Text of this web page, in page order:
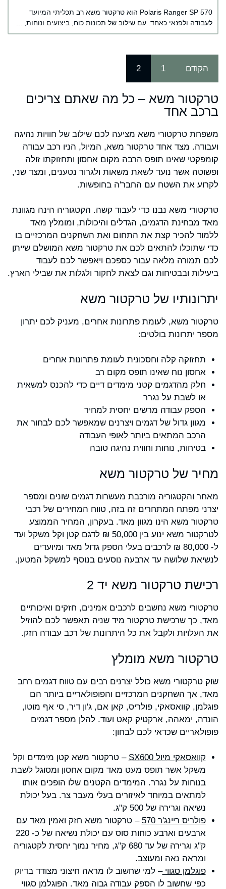
Polaris Ranger SP 570 הוא טרקטור משא רב תכליתי המיועד
לעבודה ולפנאי כאחד. עם שילוב של תכונות כוח, ביצועים ונוחות, ...
הקודם 1
2
טרקטור משא – כל מה שאתם צריכים
ברכב אחד
משפחת טרקטורי משא מציעה לכם שילוב של חוויות נהיגה
ועבודה. מצד אחד טרקטור משא, המיול, הניו רכב עבודה
קומפקטי שאינו תופס הרבה מקום אחסון ותחזוקתו זולה
ופשוטה אשר נועד לשאת משאות ולגרור נטענים, ומצד שני,
לקרוע את השטח עם החבר'ה בחופשות.
טרקטורי משא נבנו כדי לעבוד קשה. הקטגוריה הינה מגוונת
מאד מבחינת הדגמים, הגדלים והיכולות, ומומלץ מאד
ללמוד להכיר קצת את התחום ואת השחקנים המרכזיים בו
כדי שתוכלו להתאים לכם את טרקטור משא המושלם שייתן
לכם תמורה מלאה עבור כספכם ויאפשר לכם לעבוד
ביעילות ובבטיחות וגם לצאת לחקור ולגלות את שבילי הארץ.
יתרונותיו של טרקטור משא
טרקטור משא, לעומת פתרונות אחרים, מעניק לכם יתרון
מספר יתרונות בולטים:
תחזוקה קלה וחסכונית לעומת פתרונות אחרים
אחסון נוח שאינו תופס מקום רב
חלק מהדגמים קטני מימדים דיים כדי להכנס למשאית
או לשבת על נגרר
הספק עבודה מרשים יחסית למחיר
מגוון גדול של דגמים ויצרנים שמאפשר לכם לבחור את
הרכב המתאים ביותר לאופי העבודה
בטיחות, נוחות וחווית נהיגה טובה
מחיר של טרקטור משא
מאחר והקטגוריה מורכבת מעשרות דגמים שונים ומספר
יצרני מפתח המתחרים זה בזה, טווח המחירים של רכבי
טרקטור משא הינו מגוון מאד. בעקרון, המחיר הממוצע
לטרקטור משא ינוע בין 50,000 ₪ לדגם קטן וקל משקל ועד
ל- 80,000 ₪ לרכבים בעלי הספק גדול מאד ומיועדים
לנשיאת שלושה עד ארבעה נוסעים בנוסף למשקל המטען.
רכישת טרקטור משא יד 2
טרקטורי משא נחשבים לרכבים אמינים, חזקים ואיכותיים
מאד, כך שרכישת טרקטור מיד שניה תאפשר לכם להוזיל
את העלויות ולקבל את כל היתרונות של רכב עבודה חזק.
טרקטור משא מומלץ
שוק טרקטורי משא כולל יצרנים רבים עם טווח דגמים רחב
מאד, אך השחקנים המרכזיים והפופולאריים ביותר הם
פוגלמן, קוואסאקי, פולריס, קאן אם, ג'ון דיר, סי אף מוטו,
הונדה, ימאהה, ארקטיק קאט ועוד. להלן מספר דגמים
פופולאריים שכדאי לכם לבחון:
קוואסאקי מיולSX600 – טרקטור משא קטן מימדים וקל
משקל אשר תופס מעט מאד מקום אחסון ומסוגל לשבת
בנוחות על נגרר. המימדים הקטנים שלו הופכים אותו
למתאים במיוחד לאיזורים בעלי מעבר צר. בעל יכולת
נשיאה וגרירה של 500 ק"ג.
פולריס ריינג'ר 570
– טרקטור משא חזק ואמין מאד עם
ארבעים וארבע כוחות סוס עם יכולת נשיאה של כ- 220
ק"ג וגרירה של עד 680 ק"ג, מחיר נמוך יחסית לקטגוריה
ומראה נאה ומעוצב.
פוגלמן סגווי– למי שחשוב לו מראה חיצוני מצודד בדיוק
כפי שחשוב לו הספק עבודה גבוה מאד. הפוגלמן סגווי